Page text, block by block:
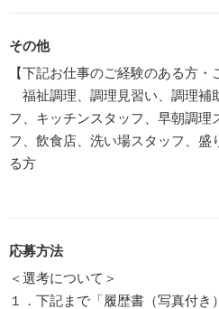
その他
【下記お仕事のご経験のある方・
福祉調理、調理見習い、調理補
フ、キッチンスタッフ、早朝調理
フ、飲食店、洗い場スタッフ、盛
る方
応募方法
＜選考について＞
１．下記まで「履歴書（写真付き